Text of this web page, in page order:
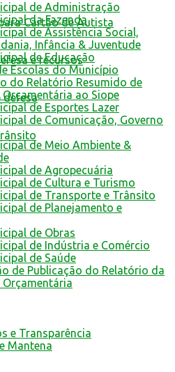
Cartão de Autista
e recursos
defesa
de Administração
da Fazenda
de Assistência Social,
Infância & Juventude
de Educação
Escolas do Município
do Relatório Resumido de
Orçamentária ao Siope
de Esportes Lazer
de Comunicação, Governo
de Meio Ambiente &
de Agropecuária
de Cultura e Turismo
de Transporte e Trânsito
de Planejamento e
de Obras
de Indústria e Comércio
de Saúde
de Publicação do Relatório da
Orçamentária
e Transparência
Mantena